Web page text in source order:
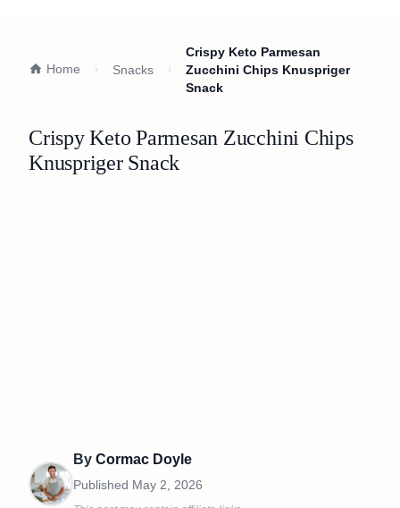
Home Snacks
Crispy Keto Parmesan
Zucchini Chips Knuspriger
Snack
Crispy Keto Parmesan Zucchini Chips
Knuspriger Snack
By Cormac Doyle
Published May 2, 2026